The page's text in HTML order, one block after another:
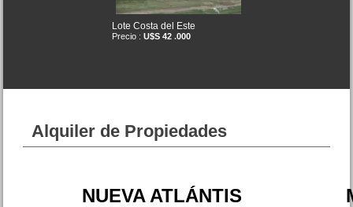
Lote Costa del Este
Precio : U$S 42 .000
Alquiler de Propiedades
NUEVA ATLÁNTIS